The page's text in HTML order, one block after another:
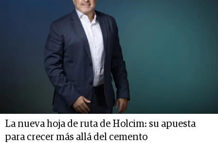
La nueva hoja de ruta de Holcim: su apuesta
para crecer más allá del cemento